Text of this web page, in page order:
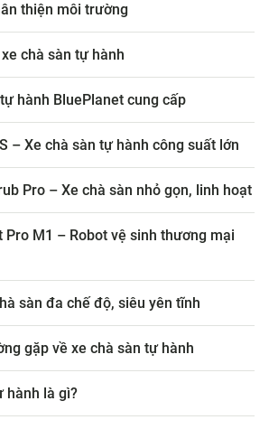
thiện môi trường
chà sàn tự hành
hành BluePlanet cung cấp
– Xe chà sàn tự hành công suất lớn
Pro – Xe chà sàn nhỏ gọn, linh hoạt
Pro M1 – Robot vệ sinh thương mại
sàn đa chế độ, siêu yên tĩnh
gặp về xe chà sàn tự hành
hành là gì?